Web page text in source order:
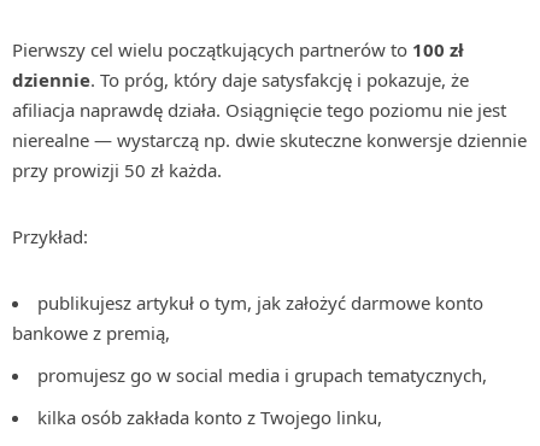
Pierwszy cel wielu początkujących partnerów to 100 zł
dziennie. To próg, który daje satysfakcję i pokazuje, że
afiliacja naprawdę działa. Osiągnięcie tego poziomu nie jest
nierealne — wystarczą np. dwie skuteczne konwersje dziennie
przy prowizji 50 zł każda.
Przykład:
publikujesz artykuł o tym, jak założyć darmowe konto
bankowe z premią,
promujesz go w social media i grupach tematycznych,
kilka osób zakłada konto z Twojego linku,